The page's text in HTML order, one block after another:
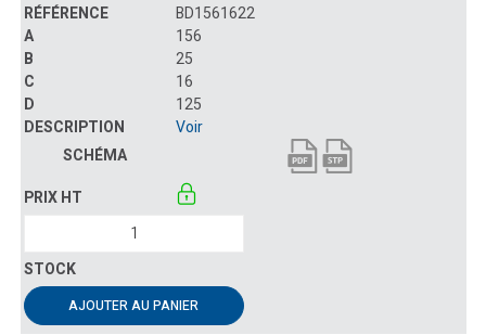
BD1561622
156
25
16
125
Voir
AJOUTER AU PANIER